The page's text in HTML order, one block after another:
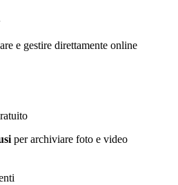
e gestire direttamente online
per archiviare foto e video